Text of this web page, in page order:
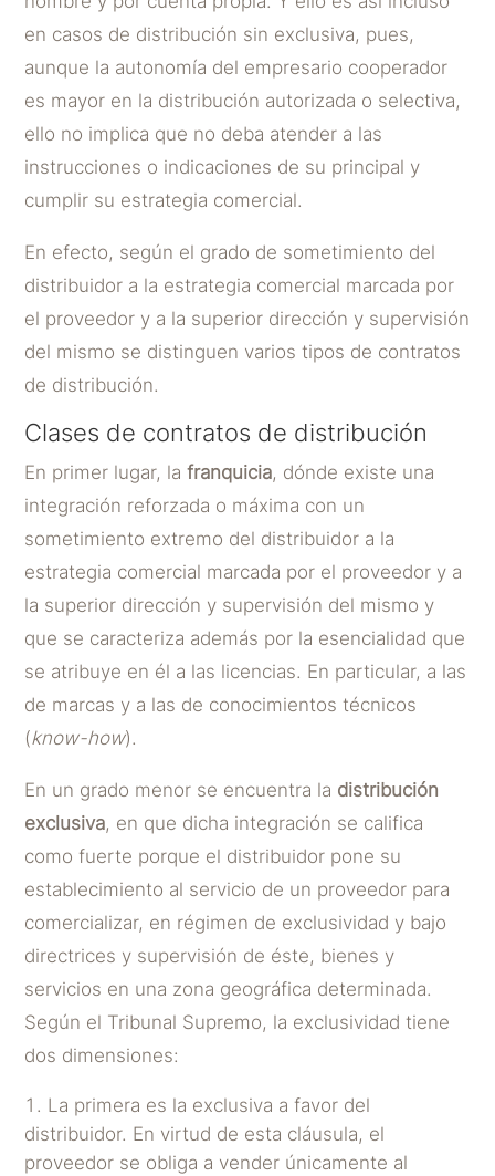
en casos de distribución sin exclusiva, pues,
aunque la autonomía del empresario cooperador
es mayor en la distribución autorizada o selectiva,
ello no implica que no deba atender a las
instrucciones o indicaciones de su principal y
cumplir su estrategia comercial.
En efecto, según el grado de sometimiento del
distribuidor a la estrategia comercial marcada por
el proveedor y a la superior dirección y supervisión
del mismo se distinguen varios tipos de contratos
de distribución.
Clases de contratos de distribución
En primer lugar, lafranquicia, dónde existe una
integración reforzada o máxima con un
sometimiento extremo del distribuidor a la
estrategia comercial marcada por el proveedor y a
la superior dirección y supervisión del mismo y
que se caracteriza además por la esencialidad que
se atribuye en él a las licencias. En particular, a las
de marcas y a las de conocimientos técnicos
(know-how).
En un grado menor se encuentra la distribución
exclusiva, en que dicha integración se califica
como fuerte porque el distribuidor pone su
establecimiento al servicio de un proveedor para
comercializar, en régimen de exclusividad y bajo
directrices y supervisión de éste, bienes y
servicios en una zona geográfica determinada.
Según el Tribunal Supremo, la exclusividad tiene
dos dimensiones:
La primera es la exclusiva a favor del
distribuidor. En virtud de esta cláusula, el
proveedor se obliga a vender únicamente al